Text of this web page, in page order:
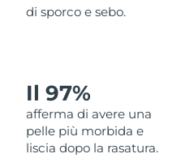
di sporco e sebo.
Il 97%
afferma di avere una
pelle più morbida e
liscia dopo la rasatura.
Filippine
Portogallo
Portorico